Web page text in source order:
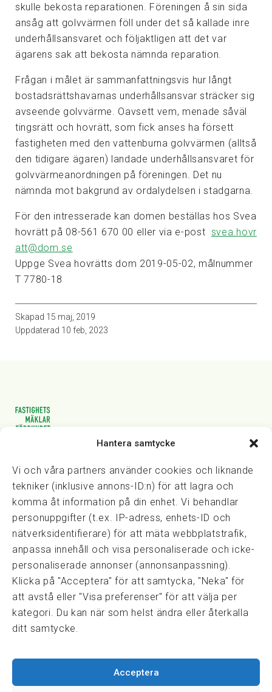
Hantera samtycke
Vi och våra partners använder cookies och liknande
tekniker (inklusive annons-ID:n) för att lagra och
komma åt information på din enhet. Vi behandlar
personuppgifter (t.ex. IP-adress, enhets-ID och
nätverksidentifierare) för att mäta webbplatstrafik,
anpassa innehåll och visa personaliserade och icke-
personaliserade annonser (annonsanpassning).
Klicka på "Acceptera" för att samtycka, "Neka" för
att avstå eller "Visa preferenser" för att välja per
kategori. Du kan när som helst ändra eller återkalla
ditt samtycke.
Acceptera
skulle bekosta reparationen. Föreningen å sin sida
ansåg att golvvärmen föll under det så kallade inre
underhållsansvaret och följaktligen att det var
ägarens sak att bekosta nämnda reparation.
Frågan i målet är sammanfattningsvis hur långt
bostadsrättshavarnas underhållsansvar sträcker sig
avseende golvvärme. Oavsett vem, menade såväl
tingsrätt och hovrätt, som fick anses ha försett
fastigheten med den vattenburna golvvärmen (alltså
den tidigare ägaren) landade underhållsansvaret för
golvvärmeanordningen på föreningen. Det nu
nämnda mot bakgrund av ordalydelsen i stadgarna.
För den intresserade kan domen beställas hos Svea
hovrätt på 08-561 670 00 eller via e-post svea.hovr
att@dom.se
Uppge Svea hovrätts dom 2019-05-02, målnummer
T 7780-18
Skapad 15 maj, 2019
Uppdaterad 10 feb, 2023
Vasagatan 28, 111 20 Stockholm
kansli@fmf.se
Snabblänkar
Prisexempel
Medarbetare
Policies & integritet
Information om Cookie-hantering och Google Analytics
Integritetspolicy
Dataskyddsförordningen
Samarbeten